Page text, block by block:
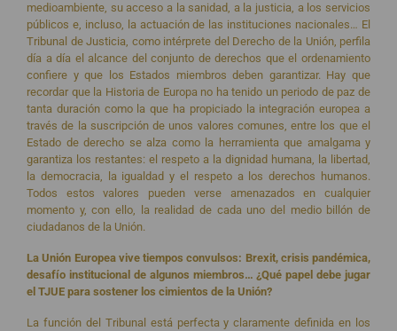
medioambiente, su acceso a la sanidad, a la justicia, a los servicios
públicos e, incluso, la actuación de las instituciones nacionales… El
Tribunal de Justicia, como intérprete del Derecho de la Unión, perfila
día a día el alcance del conjunto de derechos que el ordenamiento
confiere y que los Estados miembros deben garantizar. Hay que
recordar que la Historia de Europa no ha tenido un periodo de paz de
tanta duración como la que ha propiciado la integración europea a
través de la suscripción de unos valores comunes, entre los que el
Estado de derecho se alza como la herramienta que amalgama y
garantiza los restantes: el respeto a la dignidad humana, la libertad,
la democracia, la igualdad y el respeto a los derechos humanos.
Todos estos valores pueden verse amenazados en cualquier
momento y, con ello, la realidad de cada uno del medio billón de
ciudadanos de la Unión.
La Unión Europea vive tiempos convulsos: Brexit, crisis pandémica,
desafío institucional de algunos miembros… ¿Qué papel debe jugar
el TJUE para sostener los cimientos de la Unión?
La función del Tribunal está perfecta y claramente definida en los